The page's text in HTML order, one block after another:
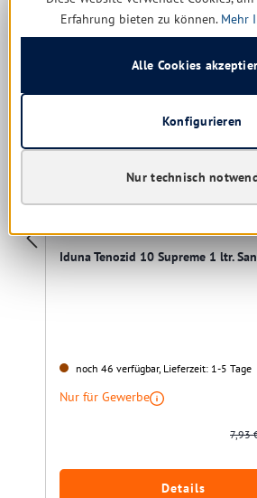
Restposten
Iduna Tenozid 10 Supreme 1 ltr.
noch 46 verfügbar, Lieferzeit: 1-5 Tage
Nur für Gewerbe
7,93
Details
Erfahrung bieten zu können. Mehr
Nur technisch
Konfigurieren
Alle Cookies